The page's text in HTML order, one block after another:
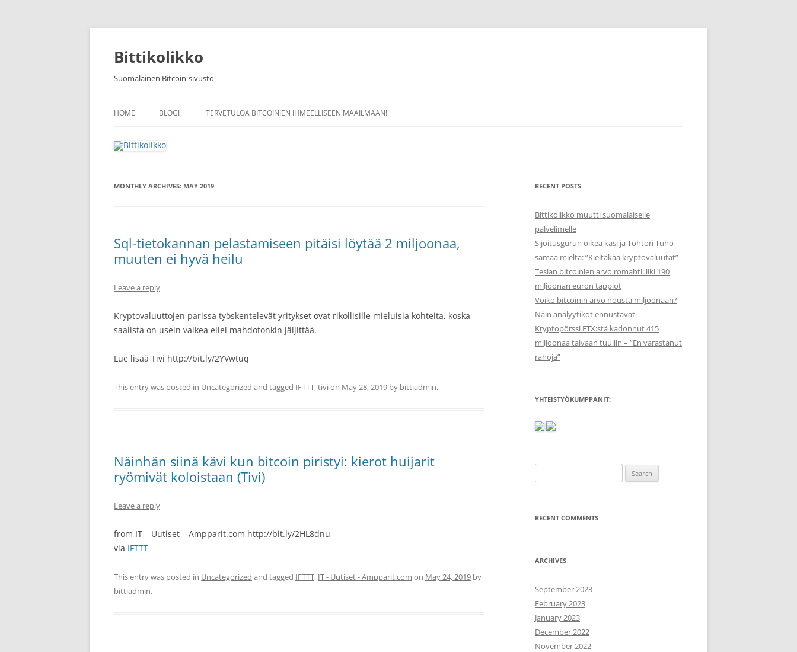
Skip
content
Bittikolikko
Suomalainen Bitcoin-sivusto
HOME BLOGI TERVETULOA BITCOINIEN IHMEELLISEEN MAAILMAAN!
MONTHLY ARCHIVES: MAY 2019
Sql-tietokannan pelastamiseen pitäisi löytää 2 miljoonaa,
muuten ei hyvä heilu
Leave a reply
Kryptovaluuttojen parissa työskentelevät yritykset ovat rikollisille mieluisia kohteita, koska
saalista on usein vaikea ellei mahdotonkin jäljittää.
Lue lisää Tivi http://bit.ly/2YVwtuq
This entry was posted in Uncategorized and tagged IFTTT,tivion May 28, 2019 by bittiadmin.
Näinhän siinä kävi kun bitcoin piristyi: kierot huijarit
ryömivät koloistaan (Tivi)
Leave a reply
from IT – Uutiset – Ampparit.com http://bit.ly/2HL8dnu
via IFTTT
This entry was posted in Uncategorized and tagged IFTTT, IT - Uutiset - Ampparit.com on May 24, 2019 by
bittiadmin.
RECENT POSTS
Bittikolikko muutti suomalaiselle
palvelimelle
Sijoitusgurun oikea käsi ja Tohtori Tuho
samaa mieltä: ”Kieltäkää kryptovaluutat”
Teslan bitcoinien arvo romahti: liki 190
miljoonan euron tappiot
Voiko bitcoinin arvo nousta miljoonaan?
Näin analyytikot ennustavat
Kryptopörssi FTX:stä kadonnut 415
miljoonaa taivaan tuuliin – ”En varastanut
rahoja”
YHTEISTYÖKUMPPANIT:
for:
RECENT COMMENTS
ARCHIVES
September 2023
February 2023
January 2023
December 2022
November 2022